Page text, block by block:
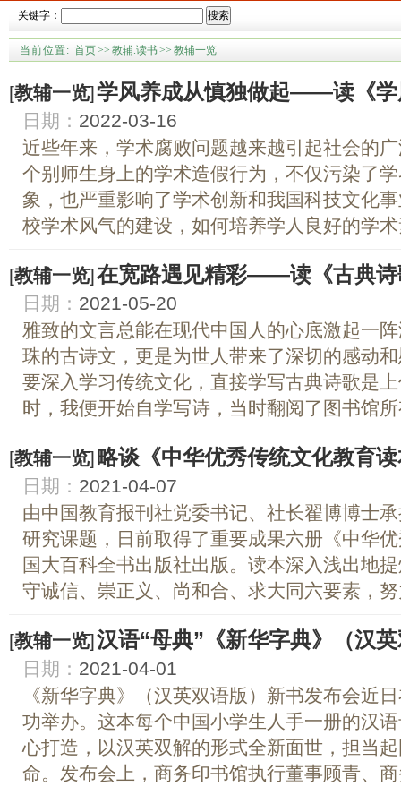
关键字： 搜索
当前位置: 首页>> 教辅.读书>> 教辅一览
[教辅一览]学风养成从慎独做起——读《学
日期： 2022-03-16
近些年来，学术腐败问题越来越引起社会的
个别师生身上的学术造假行为，不仅污染了
象，也严重影响了学术创新和我国科技文化
校学术风气的建设，如何培养学人良好的学
[教辅一览]在宽路遇见精彩——读《古典诗
日期： 2021-05-20
雅致的文言总能在现代中国人的心底激起一
珠的古诗文，更是为世人带来了深切的感动
要深入学习传统文化，直接学写古典诗歌是
时，我便开始自学写诗，当时翻阅了图书馆
[教辅一览]略谈《中华优秀传统文化教育
日期： 2021-04-07
由中国教育报刊社党委书记、社长翟博博士
研究课题，日前取得了重要成果六册《中华
国大百科全书出版社出版。读本深入浅出地
守诚信、崇正义、尚和合、求大同六要素，
[教辅一览]汉语“母典”《新华字典》（汉
日期： 2021-04-01
《新华字典》（汉英双语版）新书发布会近
功举办。这本每个中国小学生人手一册的汉
心打造，以汉英双解的形式全新面世，担当
命。发布会上，商务印书馆执行董事顾青、